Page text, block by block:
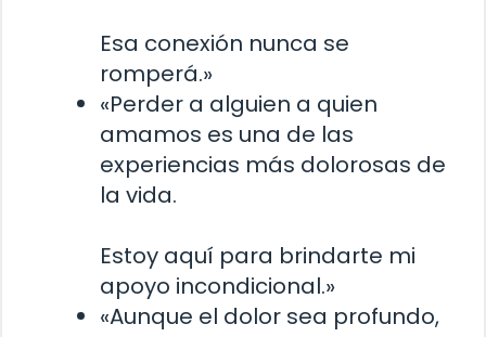
Esa conexión nunca se
romperá.»
«Perder a alguien a quien
amamos es una de las
experiencias más dolorosas de
la vida.
Estoy aquí para brindarte mi
apoyo incondicional.»
«Aunque el dolor sea profundo,